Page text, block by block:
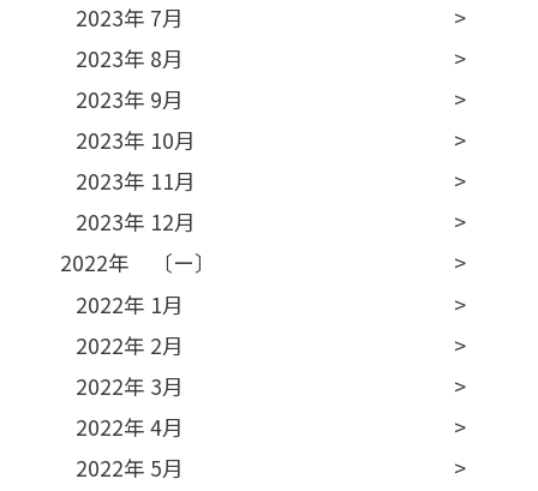
2023年 7月
2023年 8月
2023年 9月
2023年 10月
2023年 11月
2023年 12月
2022年 〔ー〕
2022年 1月
2022年 2月
2022年 3月
2022年 4月
2022年 5月